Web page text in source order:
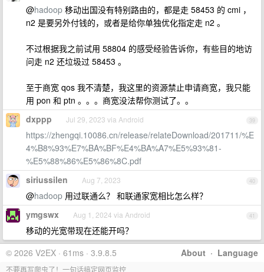
@hadoop 移动出国没有特别路由的，都是走 58453 的 cmi ，
n2 是要另外付钱的，或者是给你单独优化指定走 n2 。
不过根据我之前试用 58804 的感受经验告诉你，有些目的地访
问走 n2 还垃圾过 58453 。
至于商宽 qos 我不清楚，我这里的资源禁止申请商宽，我只能
用 pon 和 ptn 。。。商宽没法帮你测试了。。
39
dxppp Jul 29, 2023 via Android
https://zhengqi.10086.cn/release/relateDownload/201711/%E
4%B8%93%E7%BA%BF%E4%BA%A7%E5%93%81-
%E5%88%86%E5%86%8C.pdf
40
siriussilen Aug 7, 2023
@hadoop 用过联通么？ 和联通家宽相比怎么样？
41
ymgswx Aug 1, 2024 via Android
移动的光宽带现在还能开吗？
About · Language
© 2026 V2EX · 61ms · 3.9.8.5
不要再写爬虫了！一句话搞定网页监控